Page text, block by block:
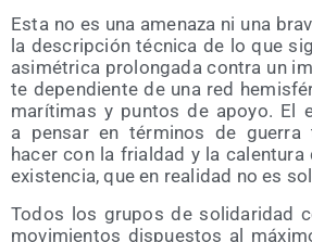
Esta no es una ame­na­za ni una
la des­crip­ción téc­ni­ca de lo que
asi­mé­tri­ca pro­lon­ga­da con­tra un
te depen­dien­te de una red
marí­ti­mas y pun­tos de apo­yo. El
a pen­sar en tér­mi­nos de gue­rra
hacer con la frial­dad y la calen­tu­ra
exis­ten­cia, que en reali­dad no es
Todos los gru­pos de soli­da­ri­dad
movi­mien­tos dis­pues­tos al